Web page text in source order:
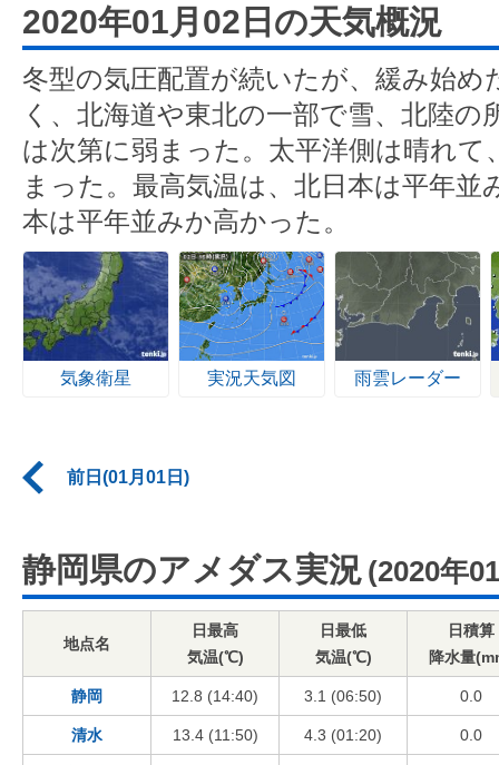
2020年01月02日の天気概況
冬型の気圧配置が続いたが、緩み始め
く、北海道や東北の一部で雪、北陸の
は次第に弱まった。太平洋側は晴れて
まった。最高気温は、北日本は平年並
本は平年並みか高かった。
気象衛星 実況天気図 雨雲レーダー
前日(01月01日)
静岡県のアメダス実況 (2020年
地点名
日最高
気温(℃)
日最低
気温(℃)
日積算
降水量
静岡 12.8 (14:40) 3.1 (06:50) 0.0
清水 13.4 (11:50) 4.3 (01:20) 0.0